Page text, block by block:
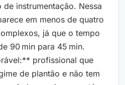
instrumentação. Nessa
em menos de quatro
já que o tempo
90 min para 45 min.
profissional que
de plantão e não tem